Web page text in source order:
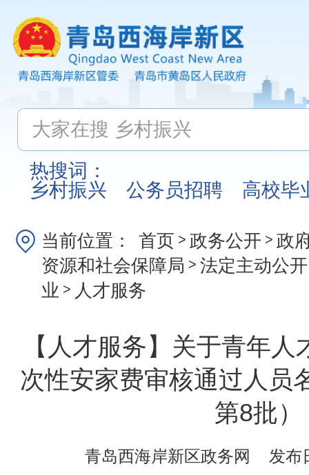
热搜词：
乡村振兴
公务员招聘 高校毕
当前位置： 首页 > 政务公开 > 政
资源和社会保障局 > 法定主动公
业 > 人才服务
【人才服务】关于青年
次性安家费审核通过人员
第8批）
青岛西海岸新区政务网 发布